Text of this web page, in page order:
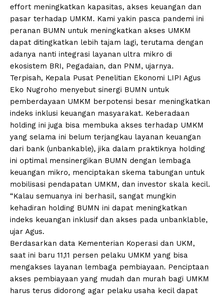
effort meningkatkan kapasitas, akses keuangan dan
pasar terhadap UMKM. Kami yakin pasca pandemi ini
peranan BUMN untuk meningkatkan akses UMKM
dapat ditingkatkan lebih tajam lagi, terutama dengan
adanya nanti integrasi layanan ultra mikro di
ekosistem BRI, Pegadaian, dan PNM, ujarnya.
Terpisah, Kepala Pusat Penelitian Ekonomi LIPI Agus
Eko Nugroho menyebut sinergi BUMN untuk
pemberdayaan UMKM berpotensi besar meningkatkan
indeks inklusi keuangan masyarakat. Keberadaan
holding ini juga bisa membuka akses terhadap UMKM
yang selama ini belum terjangkau layanan keuangan
dari bank (unbankable), jika dalam praktiknya holding
ini optimal mensinergikan BUMN dengan lembaga
keuangan mikro, menciptakan skema tabungan untuk
mobilisasi pendapatan UMKM, dan investor skala kecil.
“Kalau semuanya ini berhasil, sangat mungkin
kehadiran holding BUMN ini dapat meningkatkan
indeks keuangan inklusif dan akses pada unbanklable,
ujar Agus.
Berdasarkan data Kementerian Koperasi dan UKM,
saat ini baru 11,11 persen pelaku UMKM yang bisa
mengakses layanan lembaga pembiayaan. Penciptaan
akses pembiayaan yang mudah dan murah bagi UMKM
harus terus didorong agar pelaku usaha kecil dapat